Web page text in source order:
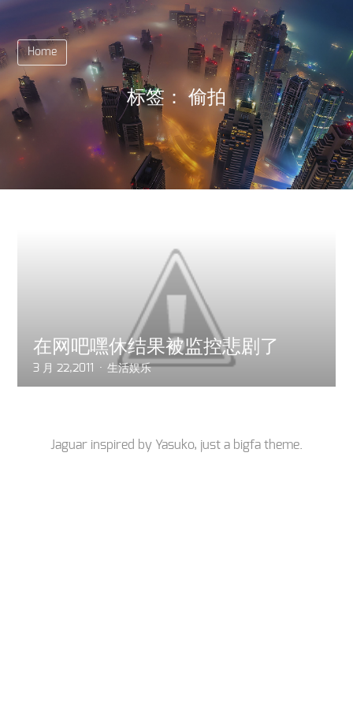
Home
标签：偷拍
在网吧嘿休结果被监控悲剧了
3 月 22,2011 生活娱乐
Jaguar inspired by Yasuko, just a bigfa theme.